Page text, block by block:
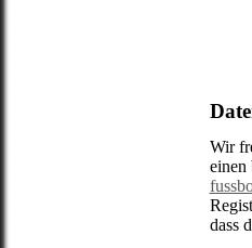
Wir
einen
dass